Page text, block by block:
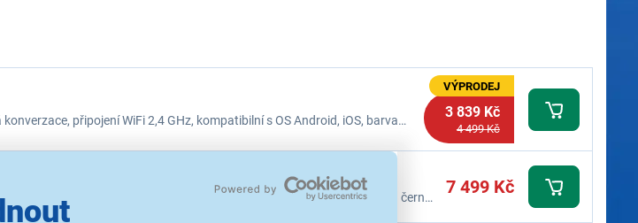
připojení WiFi 2,4 GHz, kompatibilní s OS Android, iOS, barva
VÝPRODEJ
3 839 Kč
4 499 Kč
připojení WiFi 2,4 GHz, kompatibilní s OS Android, iOS, barva černá,
7 499 Kč